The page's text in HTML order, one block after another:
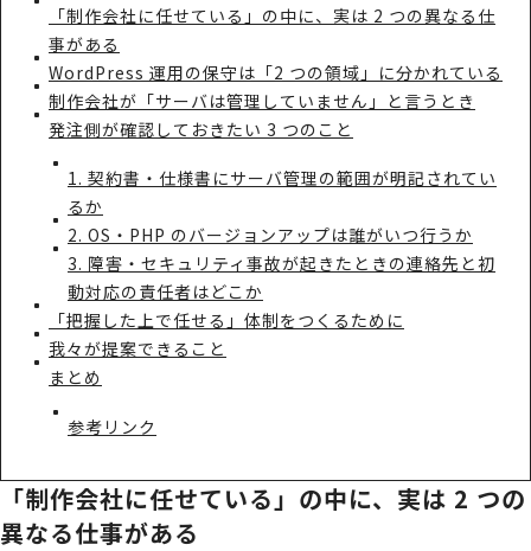
「制作会社に任せている」の中に、実は 2 つの異なる仕
事がある
WordPress 運用の保守は「2 つの領域」に分かれている
制作会社が「サーバは管理していません」と言うとき
発注側が確認しておきたい 3 つのこと
1. 契約書・仕様書にサーバ管理の範囲が明記されてい
るか
2. OS・PHP のバージョンアップは誰がいつ行うか
3. 障害・セキュリティ事故が起きたときの連絡先と初
動対応の責任者はどこか
「把握した上で任せる」体制をつくるために
我々が提案できること
まとめ
参考リンク
「制作会社に任せている」の中に、実は 2 つの
異なる仕事がある